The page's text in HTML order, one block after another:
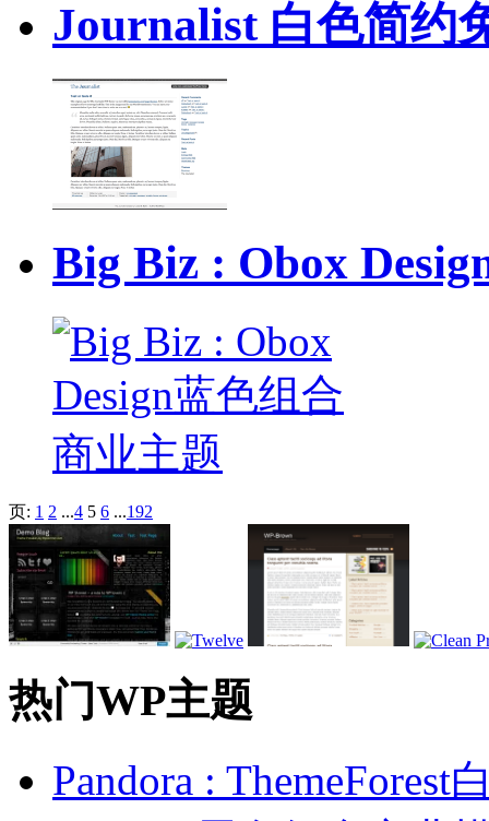
Journalist 白色简约
Big Biz : Obox
页: 1 2 ...4 5 6 ...192
热门WP主题
Pandora :